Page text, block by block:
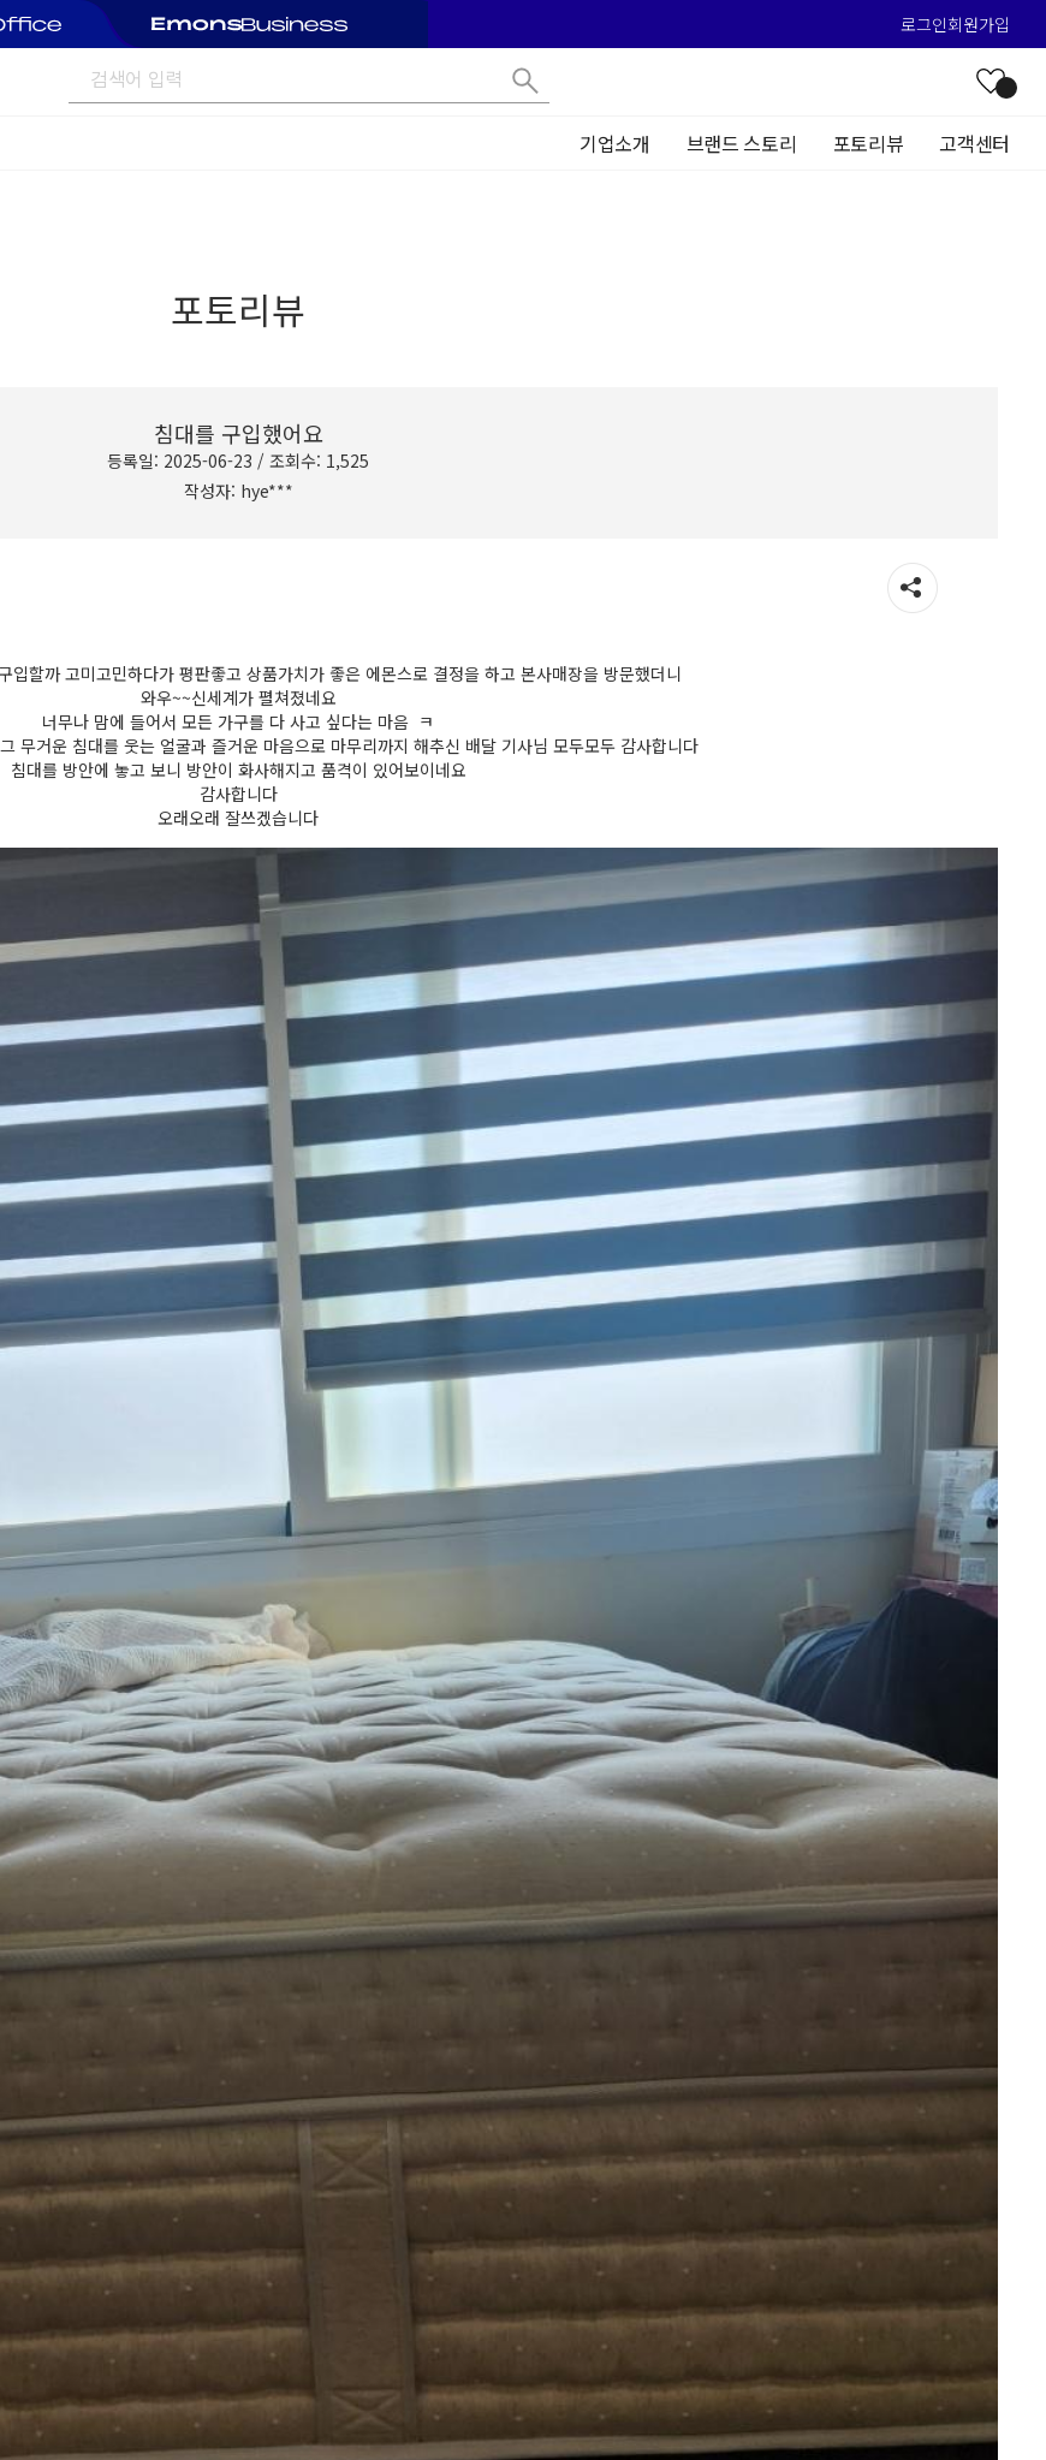
로그인회원가입
기업소개 브랜드 스토리 포토리뷰 고객센터
포토리뷰
침대를 구입했어요
등록일: 2025-06-23 / 조회수: 1,525
작성자: hye***
입할까 고미고민하다가 평판좋고 상품가치가 좋은 에몬스로 결정을 하고 본사매장을 방문했더니
와우~~신세계가 펼쳐졌네요
너무나 맘에 들어서 모든 가구를 다 사고 싶다는 마음 ㅋ
무거운 침대를 웃는 얼굴과 즐거운 마음으로 마무리까지 해추신 배달 기사님 모두모두 감사합니다
침대를 방안에 놓고 보니 방안이 화사해지고 품격이 있어보이네요
감사합니다
오래오래 잘쓰겠습니다